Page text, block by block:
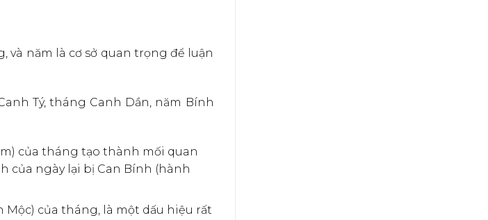
và năm là cơ sở quan trọng để luận
Tý, tháng Canh Dần, năm Bính
của tháng tạo thành mối quan
của ngày lại bị Can Bính (hành
Mộc) của tháng, là một dấu hiệu rất